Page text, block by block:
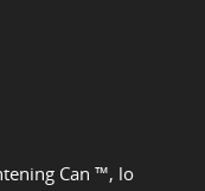
Can ™, lo